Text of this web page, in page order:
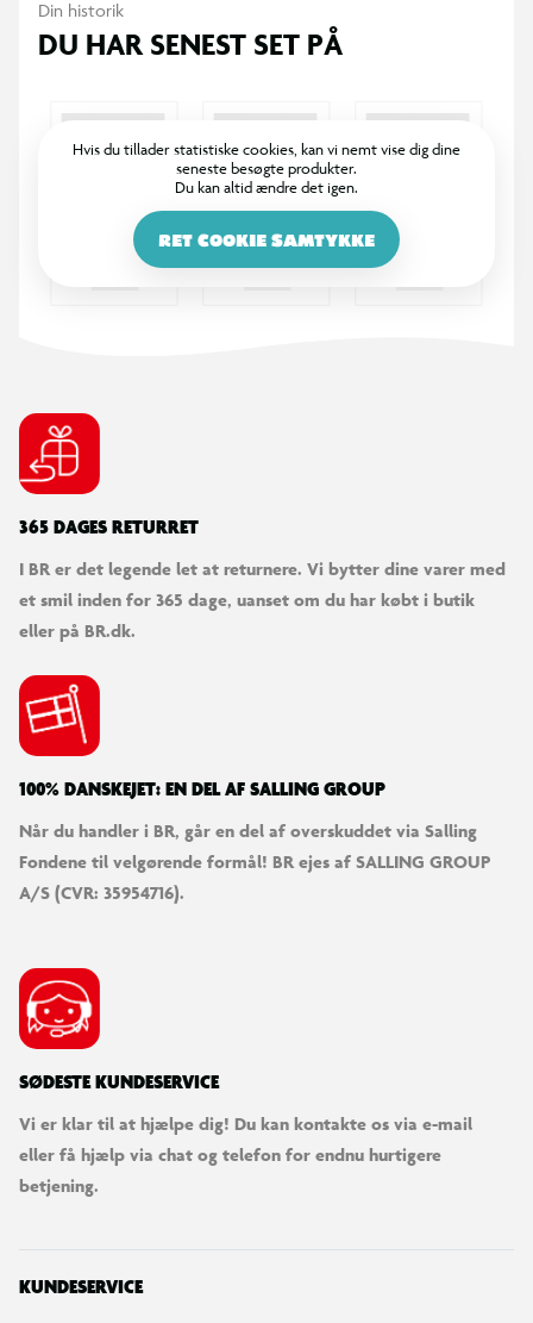
Din historik
DU HAR SENEST SET PÅ
Hvis du tillader statistiske cookies, kan vi nemt vise dig dine
seneste besøgte produkter.
Du kan altid ændre det igen.
RET COOKIE SAMTYKKE
365 DAGES RETURRET
I BR er det legende let at returnere. Vi bytter dine varer med
et smil inden for 365 dage, uanset om du har købt i butik
eller på BR.dk.
100% DANSKEJET: EN DEL AF SALLING GROUP
Når du handler i BR, går en del af overskuddet via Salling
Fondene til velgørende formål! BR ejes af SALLING GROUP
A/S (CVR: 35954716).
SØDESTE KUNDESERVICE
Vi er klar til at hjælpe dig! Du kan kontakte os via e-mail
eller få hjælp via chat og telefon for endnu hurtigere
betjening.
KUNDESERVICE